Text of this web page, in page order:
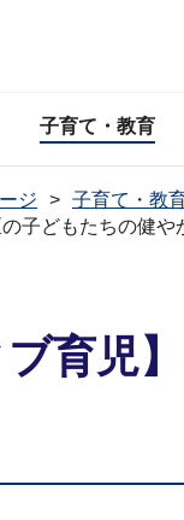
子育て・教育
ジ 子育て・教
子どもたちの健や
ブ育児